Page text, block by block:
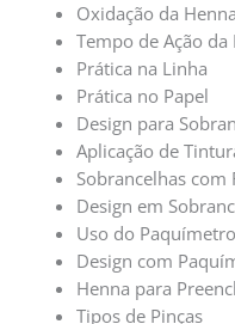
Oxidação da Henna
Tempo de Ação da
Prática na Linha
Prática no Papel
Design para
Aplicação de
Sobrancelhas com
Design em
Uso do
Design com
Henna para
Tipos de Pinças